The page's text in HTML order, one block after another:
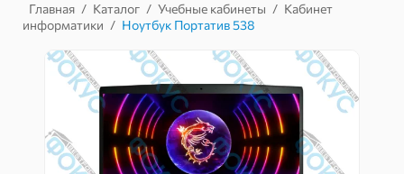
Главная / Каталог / Учебные кабинеты / Кабинет
информатики / Ноутбук Портатив 538